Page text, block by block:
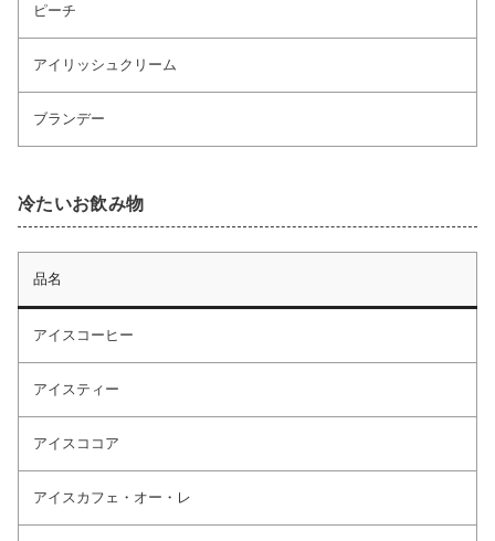
ピーチ
アイリッシュクリーム
ブランデー
冷たいお飲み物
品名
アイスコーヒー
アイスティー
アイスココア
アイスカフェ・オー・レ